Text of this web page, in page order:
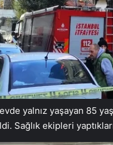
yalnız yaşayan 85
Sağlık ekipleri